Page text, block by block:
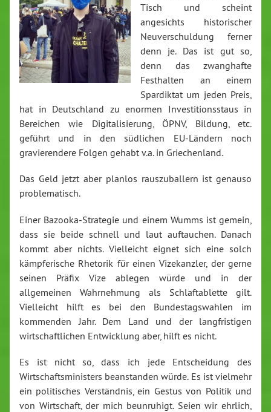
Tisch und scheint
angesichts historischer
Neuverschuldung ferner
denn je. Das ist gut so,
denn das zwanghafte
Festhalten an einem
Spardiktat um jeden Preis,
hat in Deutschland zu enormen Investitionsstaus in
Bereichen wie Digitalisierung, ÖPNV, Bildung, etc.
geführt und in den südlichen EU-Ländern noch
gravierendere Folgen gehabt v.a. in Griechenland.
Das Geld jetzt aber planlos rauszuballern ist genauso
problematisch.
Einer Bazooka-Strategie und einem Wumms ist gemein,
dass sie beide schnell und laut auftauchen. Danach
kommt aber nichts. Vielleicht eignet sich eine solch
kämpferische Rhetorik für einen Vizekanzler, der gerne
seinen Präfix Vize ablegen würde und in der
allgemeinen Wahrnehmung als Schlaftablette gilt.
Vielleicht hilft es bei den Bundestagswahlen im
kommenden Jahr. Dem Land und der langfristigen
wirtschaftlichen Entwicklung aber, hilft es nicht.
Es ist nicht so, dass ich jede Entscheidung des
Wirtschaftsministers beanstanden würde. Es ist vielmehr
ein politisches Verständnis, ein Gestus von Politik und
von Wirtschaft, der mich beunruhigt. Seien wir ehrlich,